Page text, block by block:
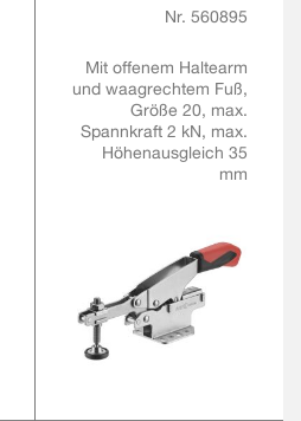
SPANNHÖHE
Nr. 560895
Mit offenem Haltearm
und waagrechtem Fuß,
Größe 20, max.
Spannkraft 2 kN, max.
Höhenausgleich 35
mm